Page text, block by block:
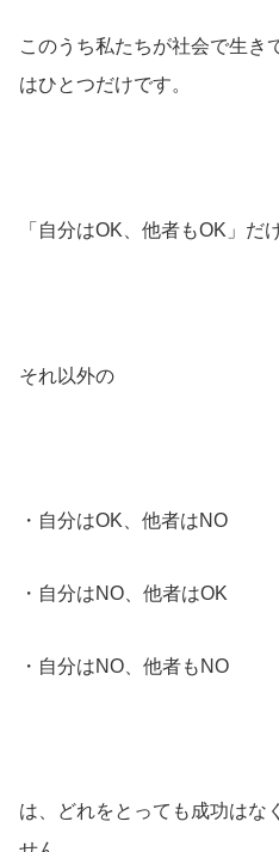
このうち私たちが社会で生き
はひとつだけです。
「自分はOK、他者もOK」だ
それ以外の
・自分はOK、他者はNO
・自分はNO、他者はOK
・自分はNO、他者もNO
は、どれをとっても成功はな